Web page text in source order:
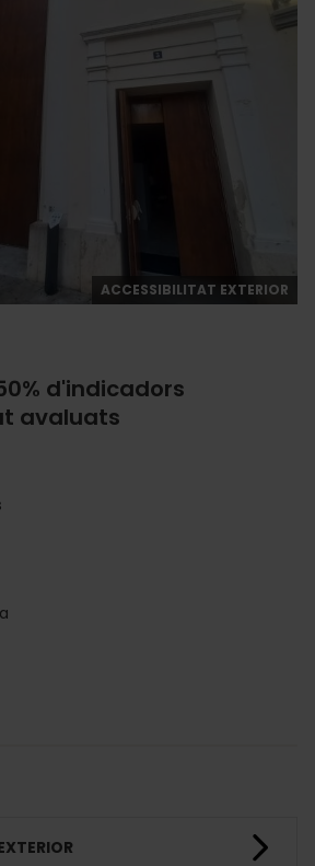
ACCESSIBILITAT EXTERIOR
d'indicadors
avaluats